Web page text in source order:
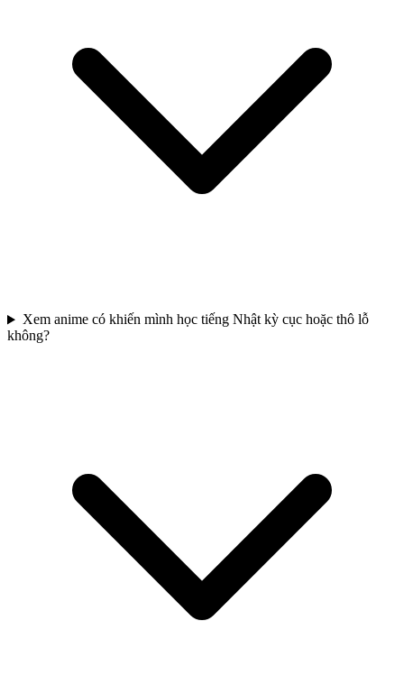
Xem anime có khiến mình học tiếng Nhật kỳ cục hoặc thô lỗ
không?